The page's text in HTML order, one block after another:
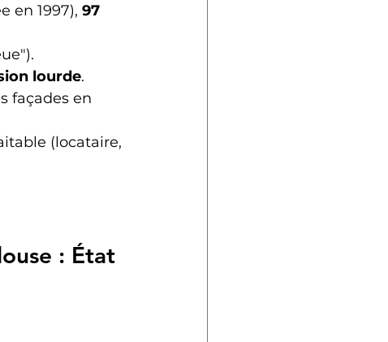
en 1997), 97
lourde.
façades en
(locataire,
: État